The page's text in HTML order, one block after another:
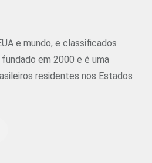
e mundo, e classificados
em 2000 e é uma
residentes nos Estados